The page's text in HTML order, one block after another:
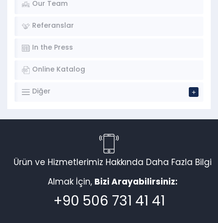
Our Team
Referanslar
In the Press
Online Katalog
Diğer
Ürün ve Hizmetlerimiz Hakkında Daha Fazla Bilgi
Almak İçin, Bizi Arayabilirsiniz:
+90 506 731 41 41